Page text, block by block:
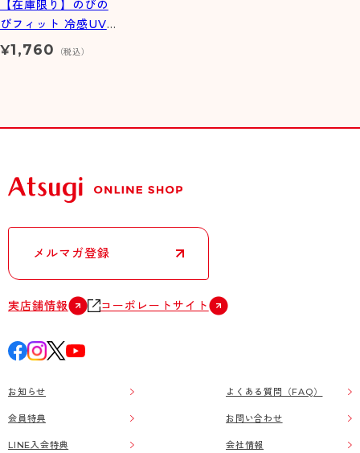
【在庫限り】のびの
びフィット 冷感UVア
ームカバー
¥1,760 （税込）
メルマガ登録
実店舗情報 コーポレートサイト
お知らせ
会員特典
LINE入会特典
よくある質問（FAQ）
お問い合わせ
会社情報